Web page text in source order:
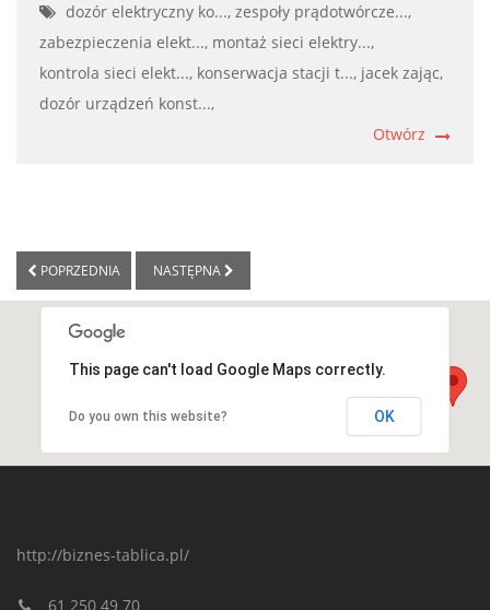
dozór elektryczny ko..., zespoły prądotwórcze...,
zabezpieczenia elekt..., montaż sieci elektry...,
kontrola sieci elekt..., konserwacja stacji t..., jacek zając,
dozór urządzeń konst...,
Otwórz
POPRZEDNIA NASTĘPNA
This page can't load Google Maps correctly.
Do you own this website? OK
http://biznes-tablica.pl/
61 250 49 70